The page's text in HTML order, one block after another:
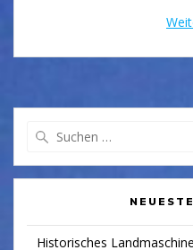
Historisches